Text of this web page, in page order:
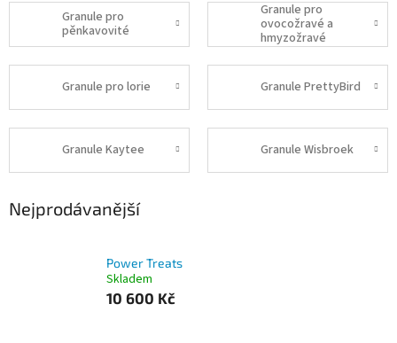
Granule pro
pěnkavovité
Granule pro
ovocožravé a
hmyzožravé
Granule pro lorie Granule PrettyBird
Granule Kaytee Granule Wisbroek
Nejprodávanější
Power Treats
Skladem
10 600 Kč